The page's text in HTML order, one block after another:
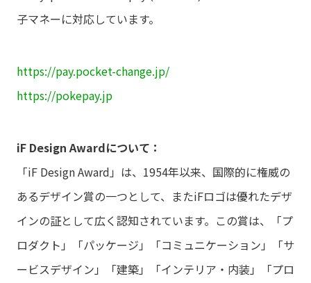
子マネーに対応しています。
https://pay.pocket-change.jp/
https://pokepay.jp
iF Design Awardについて：
「iF Design Award」は、1954年以来、国際的に権威の
あるデザイン賞の一つとして、またiFロゴは優れたデザ
インの証として広く認知されています。この賞は、「プ
ロダクト」「パッケージ」「コミュニケーション」「サ
ービスデザイン」「建築」「インテリア・内装」「プロ